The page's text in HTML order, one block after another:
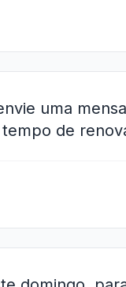
uma
de